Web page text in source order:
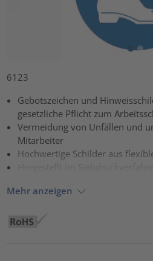
6123
Gebotszeichen und
gesetzliche Pflicht zum
Vermeidung von Unfällen und
Mitarbeiter
Hochwertige Schilder aus
Hergestellt im
Mehr anzeigen